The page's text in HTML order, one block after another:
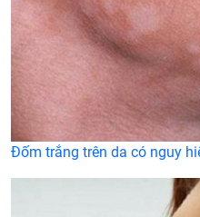
Đốm trắng trên da có nguy